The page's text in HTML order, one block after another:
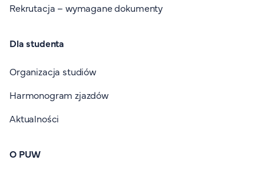
Rekrutacja – wymagane dokumenty
Dla studenta
Organizacja studiów
Harmonogram zjazdów
Aktualności
O PUW